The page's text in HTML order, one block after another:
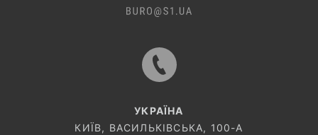
УКРАЇНА
КИЇВ, ВАСИЛЬКІВСЬКА, 100-A